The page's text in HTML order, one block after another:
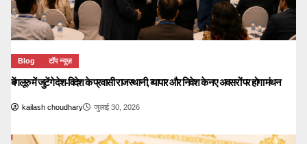
Blog टॉप न्यूज़
बेंगलूरु में जुटेंगे देश-विदेश के प्रवासी राजस्थानी, व्यापार और निवेश के नए अवसरों पर होगा मंथन
kailash choudhary जुलाई 30, 2026